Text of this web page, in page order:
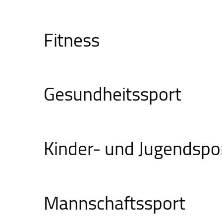
Fitness
Gesundheitssport
Kinder- und
Mannschafts­sport